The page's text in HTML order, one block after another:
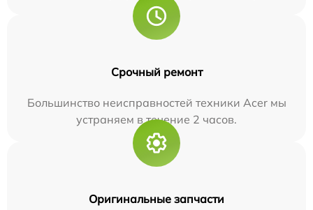
Срочный ремонт
Большинство неисправностей техники Acer мы
устраняем в течение 2 часов.
Оригинальные запчасти